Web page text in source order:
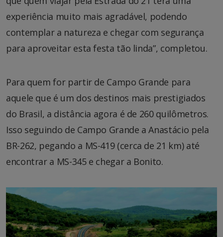
experiência muito mais agradável, podendo
contemplar a natureza e chegar com segurança
para aproveitar esta festa tão linda”, completou.
Para quem for partir de Campo Grande para
aquele que é um dos destinos mais prestigiados
do Brasil, a distância agora é de 260 quilômetros.
Isso seguindo de Campo Grande a Anastácio pela
BR-262, pegando a MS-419 (cerca de 21 km) até
encontrar a MS-345 e chegar a Bonito.